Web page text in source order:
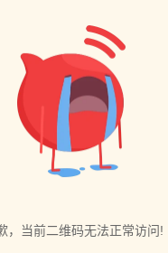
，当前二维码无法正常访问!